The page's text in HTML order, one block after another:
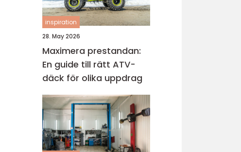
inspiration
28. May 2026
Maximera prestandan:
En guide till rätt ATV-
däck för olika uppdrag